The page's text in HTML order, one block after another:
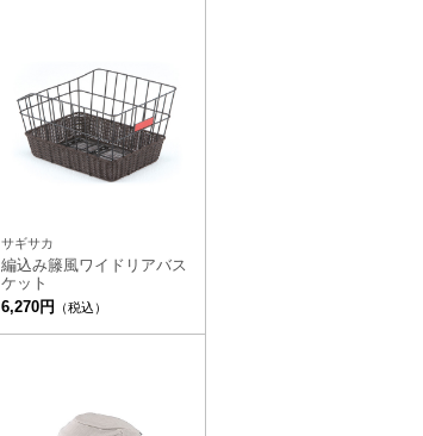
サギサカ
編込み籐風ワイドリアバス
ケット
6,270円
（税込）